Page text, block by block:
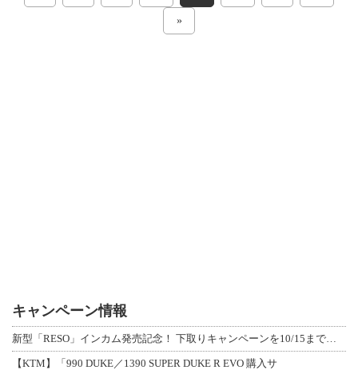
»
キャンペーン情報
新型「RESO」インカム発売記念！ 下取りキャンペーンを10/15まで延長して開
【KTM】「990 DUKE／1390 SUPER DUKE R EVO 購入サ